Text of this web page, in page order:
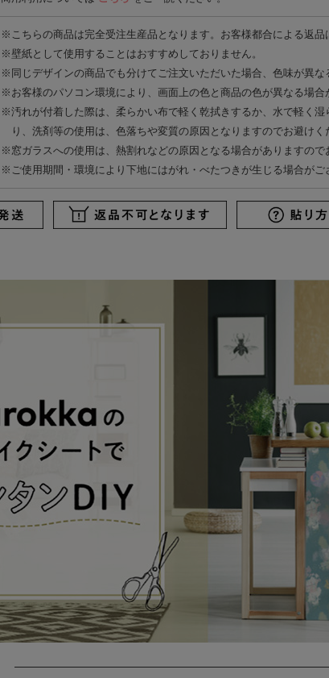
※こちらの商品は完全受注生産品となります。お客様都合による返品
※壁紙として使用することはおすすめしておりません。
※同じデザインの商品でも分けてご注文いただいた場合、色味が異な
※お客様のパソコン環境により、画面上の色と商品の色が異なる場合
※汚れが付着した際は、柔らかい布で軽く乾拭きするか、水で軽く
り、洗剤等の使用は、色落ちや変質の原因となりますのでお避けく
※窓ガラスへの使用は、熱割れなどの原因となる場合がありますので
※ご使用期間・環境により下地にはがれ・べたつきが生じる場合がご